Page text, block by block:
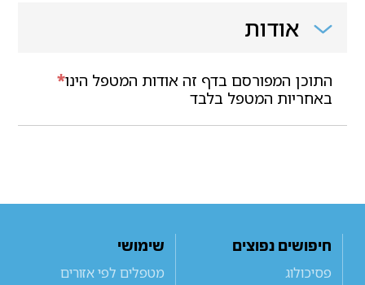
אודות
*התוכן המפורסם בדף זה אודות המטפל הינו
באחריות המטפל בלבד
חיפושים נפוצים
פסיכולוג
שימושי
מטפלים לפי אזורים